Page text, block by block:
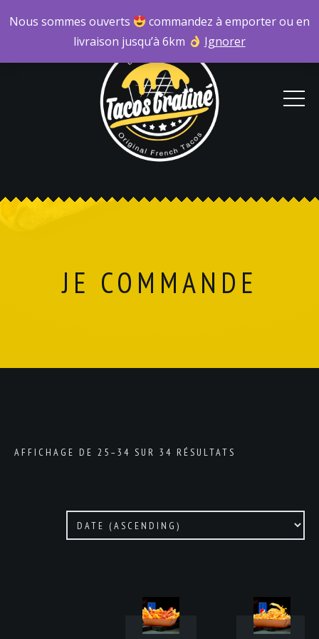
JE COMMANDE
AFFICHAGE DE 25–34 SUR 34 RÉSULTATS
Nous sommes ouverts
commandez à emporter ou en
livraison jusqu’à 6km
Ignorer